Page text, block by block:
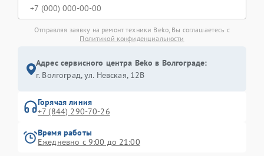
Отправляя заявку на ремонт техники Beko, Вы соглашаетесь с
Политикой конфиденциальности
Адрес сервисного центра Beko в Волгограде:
г. Волгоград, ул. Невская, 12В
Горячая линия
+7 (844) 290-70-26
Время работы
Ежедневно с 9:00 до 21:00